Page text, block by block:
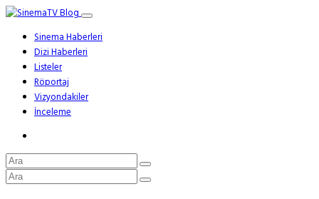
Sinema Haberleri
Dizi Haberleri
Listeler
Röportaj
Vizyondakiler
İnceleme